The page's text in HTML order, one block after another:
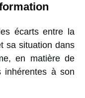
écarts entre la
sa situation dans
en matière de
inhérentes à son